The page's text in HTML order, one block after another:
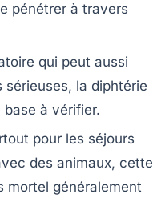
pénétrer à travers
qui peut aussi
la diphtérie
à vérifier.
pour les séjours
des animaux, cette
mortel généralement